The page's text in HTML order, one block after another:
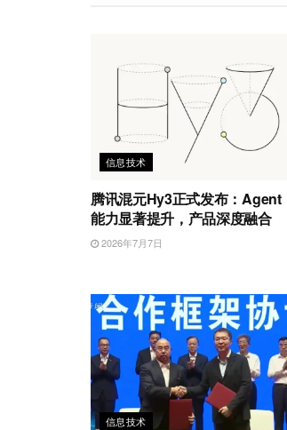
信息技术
腾讯混元Hy3正式发布：Agent
能力显著提升，产品深度融合
2026年7月7日
信息技术